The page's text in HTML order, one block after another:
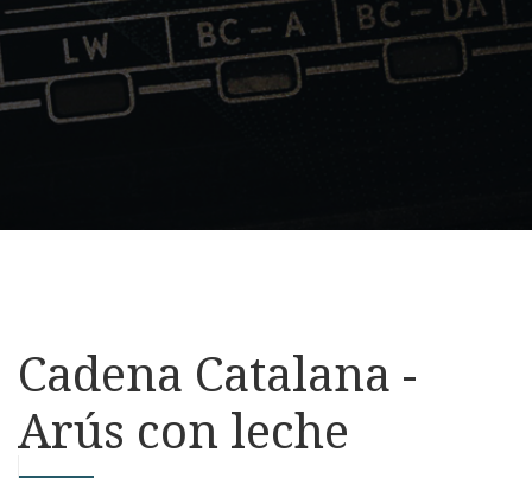
Cadena Catalana -
Arús con leche